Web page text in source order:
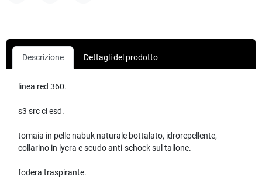
Descrizione Dettagli del prodotto
linea red 360.
s3 src ci esd.
tomaia in pelle nabuk naturale bottalato, idrorepellente,
collarino in lycra e scudo anti-schock sul tallone.
fodera traspirante.